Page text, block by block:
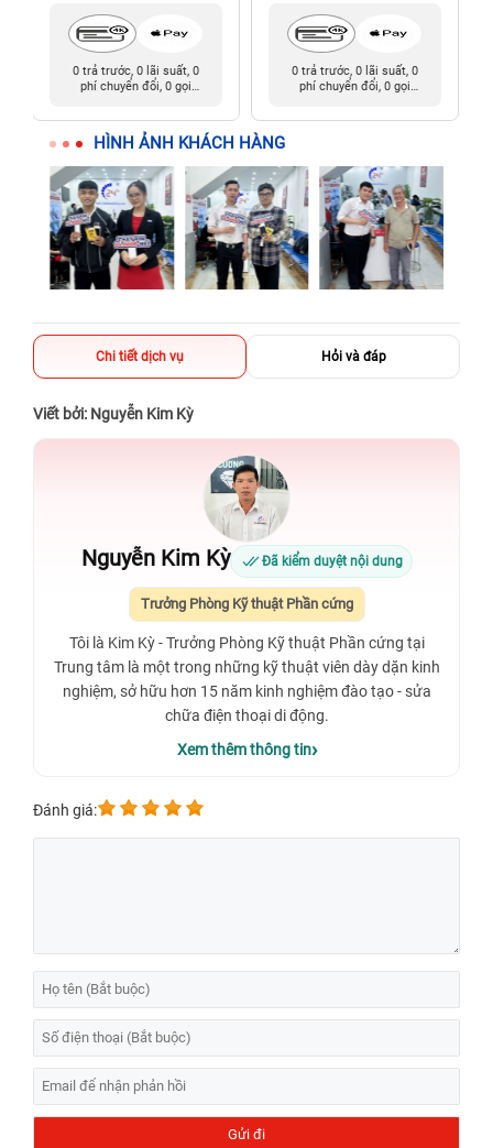
0 trả trước, 0 lãi suất, 0
phí chuyển đổi, 0 gọi
0 trả trước, 0 lãi suất, 0
phí chuyển đổi, 0 gọi
HÌNH ẢNH KHÁCH HÀNG
Chi tiết dịch vụ Hỏi và đáp
Viết bởi: Nguyễn Kim Kỳ
Nguyễn Kim Kỳ Đã kiểm duyệt nội dung
Trưởng Phòng Kỹ thuật Phần cứng
Tôi là Kim Kỳ - Trưởng Phòng Kỹ thuật Phần cứng tại
Trung tâm là một trong những kỹ thuật viên dày dặn kinh
nghiệm, sở hữu hơn 15 năm kinh nghiệm đào tạo - sửa
chữa điện thoại di động.
Xem thêm thông tin
Đánh giá: